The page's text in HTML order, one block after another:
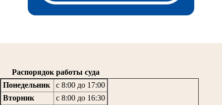
Распорядок работы суда
Понедельник
с 8:00 до 17:00
Вторник
с 8:00 до 16:30